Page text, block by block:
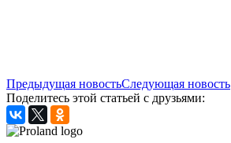
Предыдущая новостьСледующая новость
Поделитесь этой статьей с друзьями: